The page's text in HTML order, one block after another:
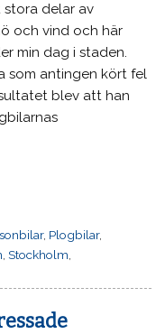
delar av
och vind och här
min dag i staden.
som antingen kört fel
blev att han
, Plogbilar,
,Stockholm